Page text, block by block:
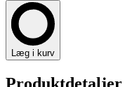
Læg i kurv
Produktdetaljer